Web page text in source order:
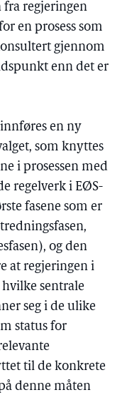
regjeringen
en prosess som
gjennom
enn det er
en ny
som knyttes
i prosessen med
regelverk i EØS-
fasene som er
og den
at regjeringen i
sentrale
seg i de ulike
status for
til de konkrete
denne måten